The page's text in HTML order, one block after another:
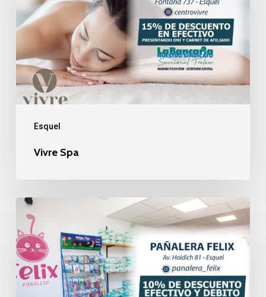
Esquel
Vivre Spa
Pañalera
Felix